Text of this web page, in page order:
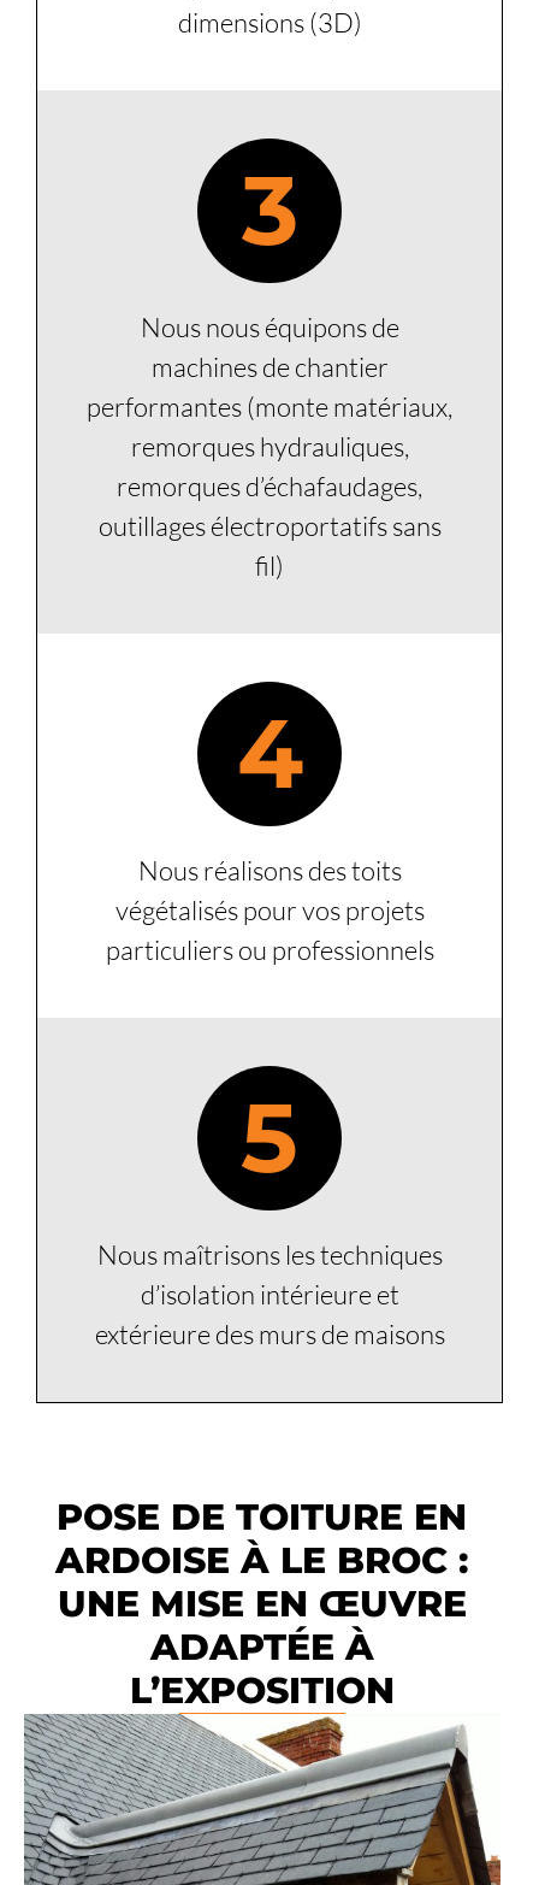
dimensions (3D)
3
Nous nous équipons de
machines de chantier
performantes (monte matériaux,
remorques hydrauliques,
remorques d’échafaudages,
outillages électroportatifs sans
fil)
4
Nous réalisons des toits
végétalisés pour vos projets
particuliers ou professionnels
5
Nous maîtrisons les techniques
d’isolation intérieure et
extérieure des murs de maisons
POSE DE TOITURE EN
ARDOISE À LE BROC :
UNE MISE EN ŒUVRE
ADAPTÉE À
L’EXPOSITION